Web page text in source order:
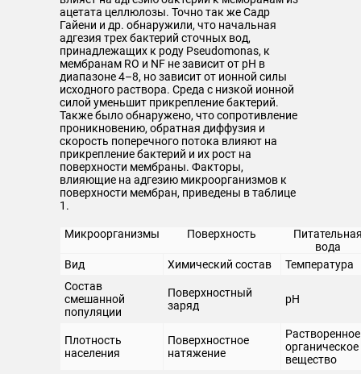
ацетата целлюлозы. Точно так же Садр
Гайени и др. обнаружили, что начальная
адгезия трех бактерий сточных вод,
принадлежащих к роду Pseudomonas, к
мембранам RO и NF не зависит от pH в
диапазоне 4–8, но зависит от ионной силы
исходного раствора. Среда с низкой ионной
силой уменьшит прикрепление бактерий.
Также было обнаружено, что сопротивление
проникновению, обратная диффузия и
скорость поперечного потока влияют на
прикрепление бактерий и их рост на
поверхности мембраны. Факторы,
влияющие на адгезию микроорганизмов к
поверхности мембран, приведены в таблице
1.
Микроорганизмы Поверхность
вода
Вид
Химический состав
Температура
Состав
смешанной
популяции
Поверхностный
заряд
pH
Плотность
населения
Поверхностное
натяжение
Растворенное
органическое
вещество